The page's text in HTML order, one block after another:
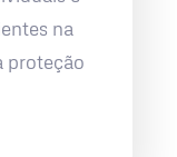
na
proteção